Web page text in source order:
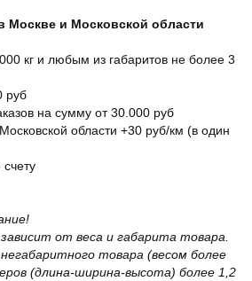
Москве и Московской области
кг и любым из габаритов не более 3
руб
на сумму от 30.000 руб
области +30 руб/км (в один
от веса и габарита товара.
товара (весом более
(длина-ширина-высота) более 1,2